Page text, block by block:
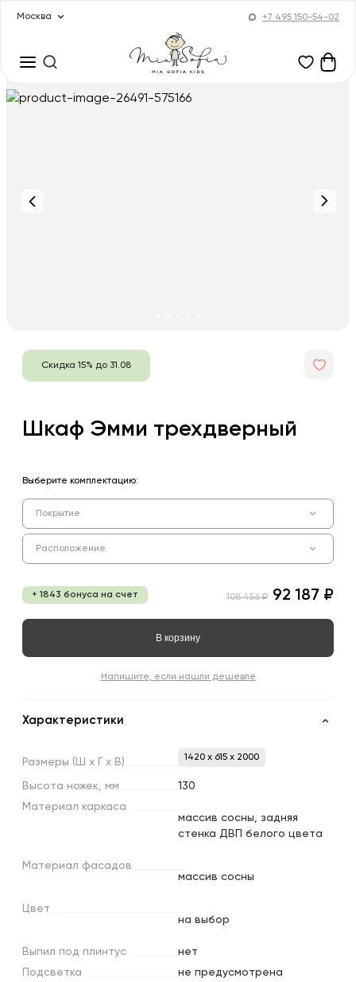
Москва +7 495 150-54-02
Скидка 15% до 31.08
Шкаф Эмми трехдверный
Выберите комплектацию:
Покрытие
Расположение
+ 1843 бонуса на счет 108 456 ₽ 92 187 ₽
В корзину
Напишите, если нашли дешевле
Характеристики
Размеры (Ш х х В) 1420 x 615 x 2000
Высота ножек, мм
130
Материал каркаса
массив сосны, задняя
стенка ДВП белого цвета
Материал фасадов
массив сосны
Цвет
на выбор
Выпил под плинтус
нет
Подсветка
не предусмотрена